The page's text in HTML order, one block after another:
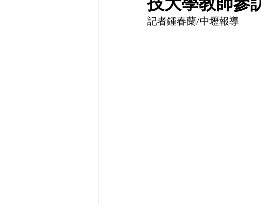
記者鍾春蘭/中壢報導